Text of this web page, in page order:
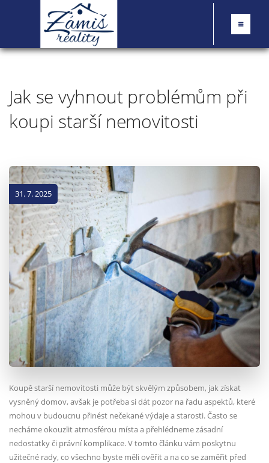
Jak se vyhnout problémům při
koupi starší nemovitosti
31. 7. 2025
Koupě starší nemovitosti může být skvělým způsobem, jak získat
vysněný domov, avšak je potřeba si dát pozor na řadu aspektů, které
mohou v budoucnu přinést nečekané výdaje a starosti. Často se
necháme okouzlit atmosférou místa a přehlédneme zásadní
nedostatky či právní komplikace. V tomto článku vám poskytnu
užitečné rady, co všechno byste měli ověřit a na co se zaměřit před